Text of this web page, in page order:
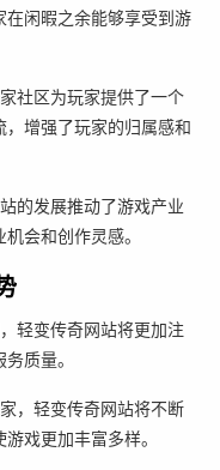
闲暇之余能够享受到游
社区为玩家提供了一个
增强了玩家的归属感和
的发展推动了游戏产业
会和创作灵感。
轻变传奇网站将更加注
质量。
，轻变传奇网站将不断
戏更加丰富多样。